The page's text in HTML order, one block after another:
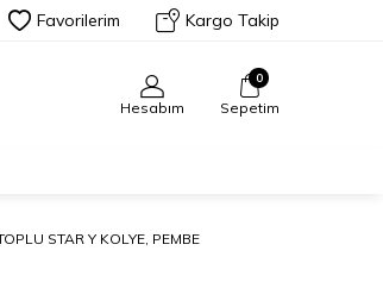
Favorilerim Kargo Takip
Hesabım
0
Sepetim
STAR Y KOLYE, PEMBE